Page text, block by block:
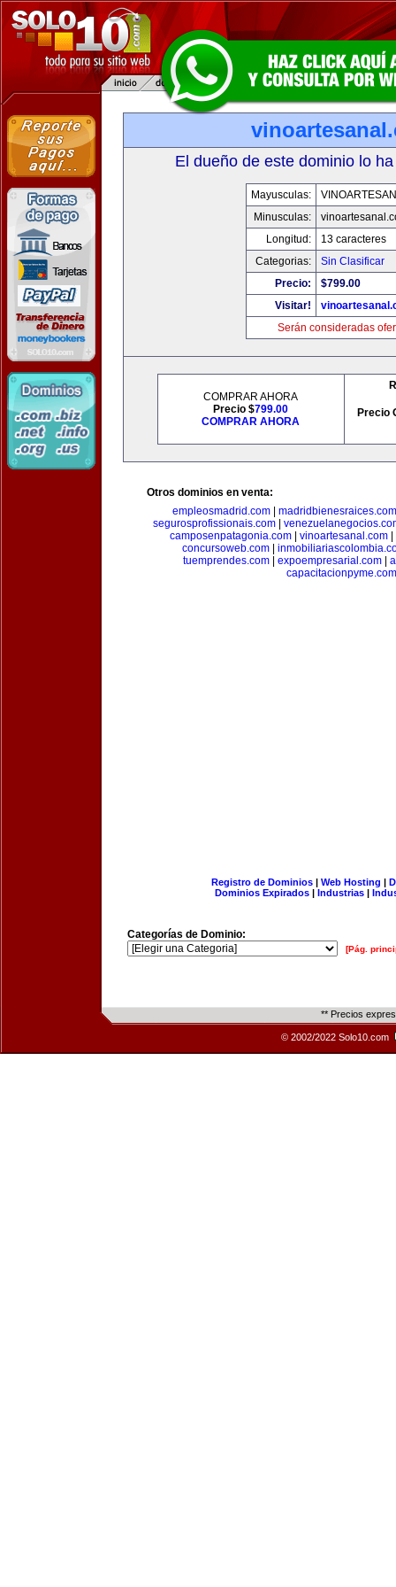
El dueño de este dominio lo
Mayusculas:
Minusculas:
Longitud:
13 caracteres
Categorias:
Sin Clasificar
Precio:
$799.00
Visitar!
Serán consideradas
COMPRAR AHORA
Precio $799.00
COMPRAR AHORA
Precio
Otros dominios en venta:
empleosmadrid.com
madridbienesraices.com
segurosprofissionais.com
camposenpatagonia.com| vinoartesanal.com|
concursoweb.com
tuemprendes.com
expoempresarial.com
capacitacionpyme.com
Registro de Dominios| Web Hosting |
Dominios Expirados | Industrias |
Categorías de Dominio:
[Pág.
** Precios
© 2002/2022 Solo10.com